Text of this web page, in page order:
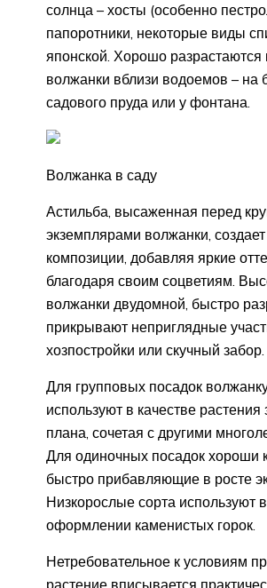
солнца – хосты (особенно
папоротники, некоторые виды
японской. Хорошо разрастаются
волжанки вблизи водоемов – на
садового пруда или у фонтана.
Волжанка в саду
Астильба, высаженная перед
экземплярами волжанки,
композиции, добавляя яркие
благодаря своим соцветиям.
волжанки двудомной, быстро
прикрывают неприглядные
хозпостройки или скучный забор.
Для групповых посадок
используют в качестве растения
плана, сочетая с другими
Для одиночных посадок хороши
быстро прибавляющие в росте
Низкорослые сорта используют в
оформлении каменистых горок.
Нетребовательное к условиям
растение вписывается